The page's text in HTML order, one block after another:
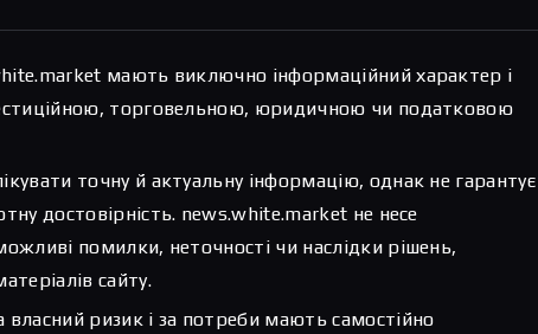
мають виключно інформаційний характер і
торговельною, юридичною чи податковою
точну й актуальну інформацію, однак не гарантує
достовірність. news.white.market не несе
помилки, неточності чи наслідки рішень,
сайту.
власний ризик і за потреби мають самостійно